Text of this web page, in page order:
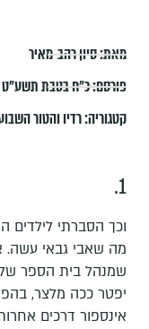
מאת:סיון רהב-מאיר
פורסם:כ״ח בטבת תשע״ט –
קטגוריה:רדיו והטור
1.
וכך הסברתי
מה שאבי גבאי עשה.
שמנהל בית הספר
יפטר ככה מלצר,
אינספור דרכים